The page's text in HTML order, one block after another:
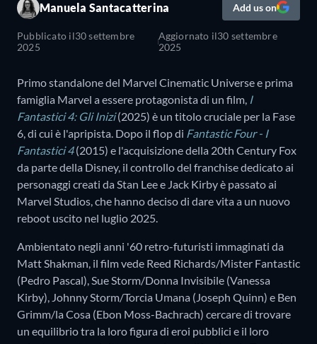
Manuela Santacatterina Add us on
Pubblicato il30 settembre
2025
Aggiornato il30 settembre
2025
Primo standalone del Marvel Cinematic Universe e prima
famiglia Marvel a essere protagonista di un film, I
Fantastici 4: Gli Inizi (2025) è un titolo cruciale per la Fase
6, di cui è l'apripista. Dopo il flop di Fantastic Four - I
Fantastici 4 (2015) e l'acquisizione della 20th Century Fox
da parte della Disney, il controllo del franchise dedicato ai
personaggi creati da Stan Lee e Jack Kirby è passato ai
Marvel Studios, che hanno deciso di dare vita a un nuovo
reboot uscito nel luglio 2025.
Ambientato negli anni '60 retro-futuristi immaginati da
Matt Shakman, il film vede Reed Richards/Mister Fantastic
(Pedro Pascal), Sue Storm/Donna Invisibile (Vanessa
Kirby), Johnny Storm/Torcia Umana (Joseph Quinn) e Ben
Grimm/la Cosa (Ebon Moss-Bachrach) cercare di trovare
un equilibrio tra la loro figura di eroi pubblici e il loro